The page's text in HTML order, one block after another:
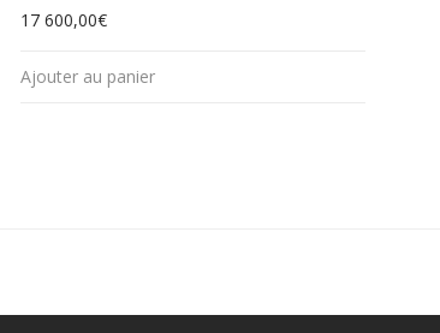
17 600,00€
Ajouter au panier